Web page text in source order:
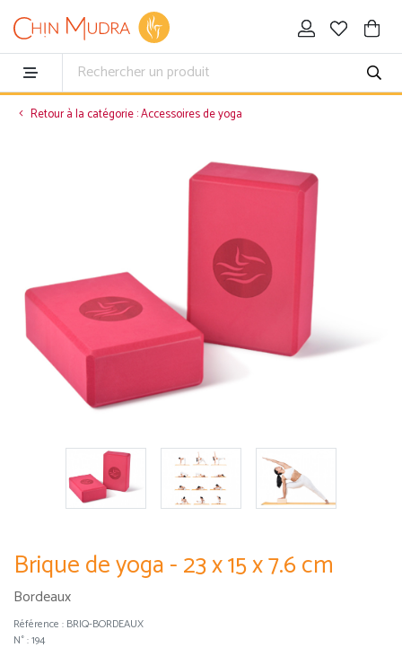
Retour à la catégorie : Accessoires de yoga
Brique de yoga - 23 x 15 x 7.6 cm
Bordeaux
Référence : BRIQ-BORDEAUX
N° : 194